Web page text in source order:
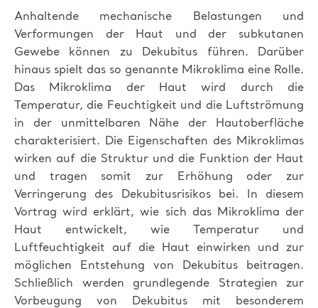
Anhaltende mechanische Belastungen und
Verformungen der Haut und der subkutanen
Gewebe können zu Dekubitus führen. Darüber
hinaus spielt das so genannte Mikroklima eine Rolle.
Das Mikroklima der Haut wird durch die
Temperatur, die Feuchtigkeit und die Luftströmung
in der unmittelbaren Nähe der Hautoberfläche
charakterisiert. Die Eigenschaften des Mikroklimas
wirken auf die Struktur und die Funktion der Haut
und tragen somit zur Erhöhung oder zur
Verringerung des Dekubitusrisikos bei. In diesem
Vortrag wird erklärt, wie sich das Mikroklima der
Haut entwickelt, wie Temperatur und
Luftfeuchtigkeit auf die Haut einwirken und zur
möglichen Entstehung von Dekubitus beitragen.
Schließlich werden grundlegende Strategien zur
Vorbeugung von Dekubitus mit besonderem